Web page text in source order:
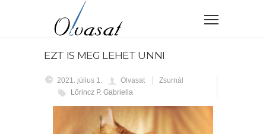
EZT IS MEG LEHET UNNI
2021. július 1. Olvasat
Zsurnál
Lőrincz P. Gabriella